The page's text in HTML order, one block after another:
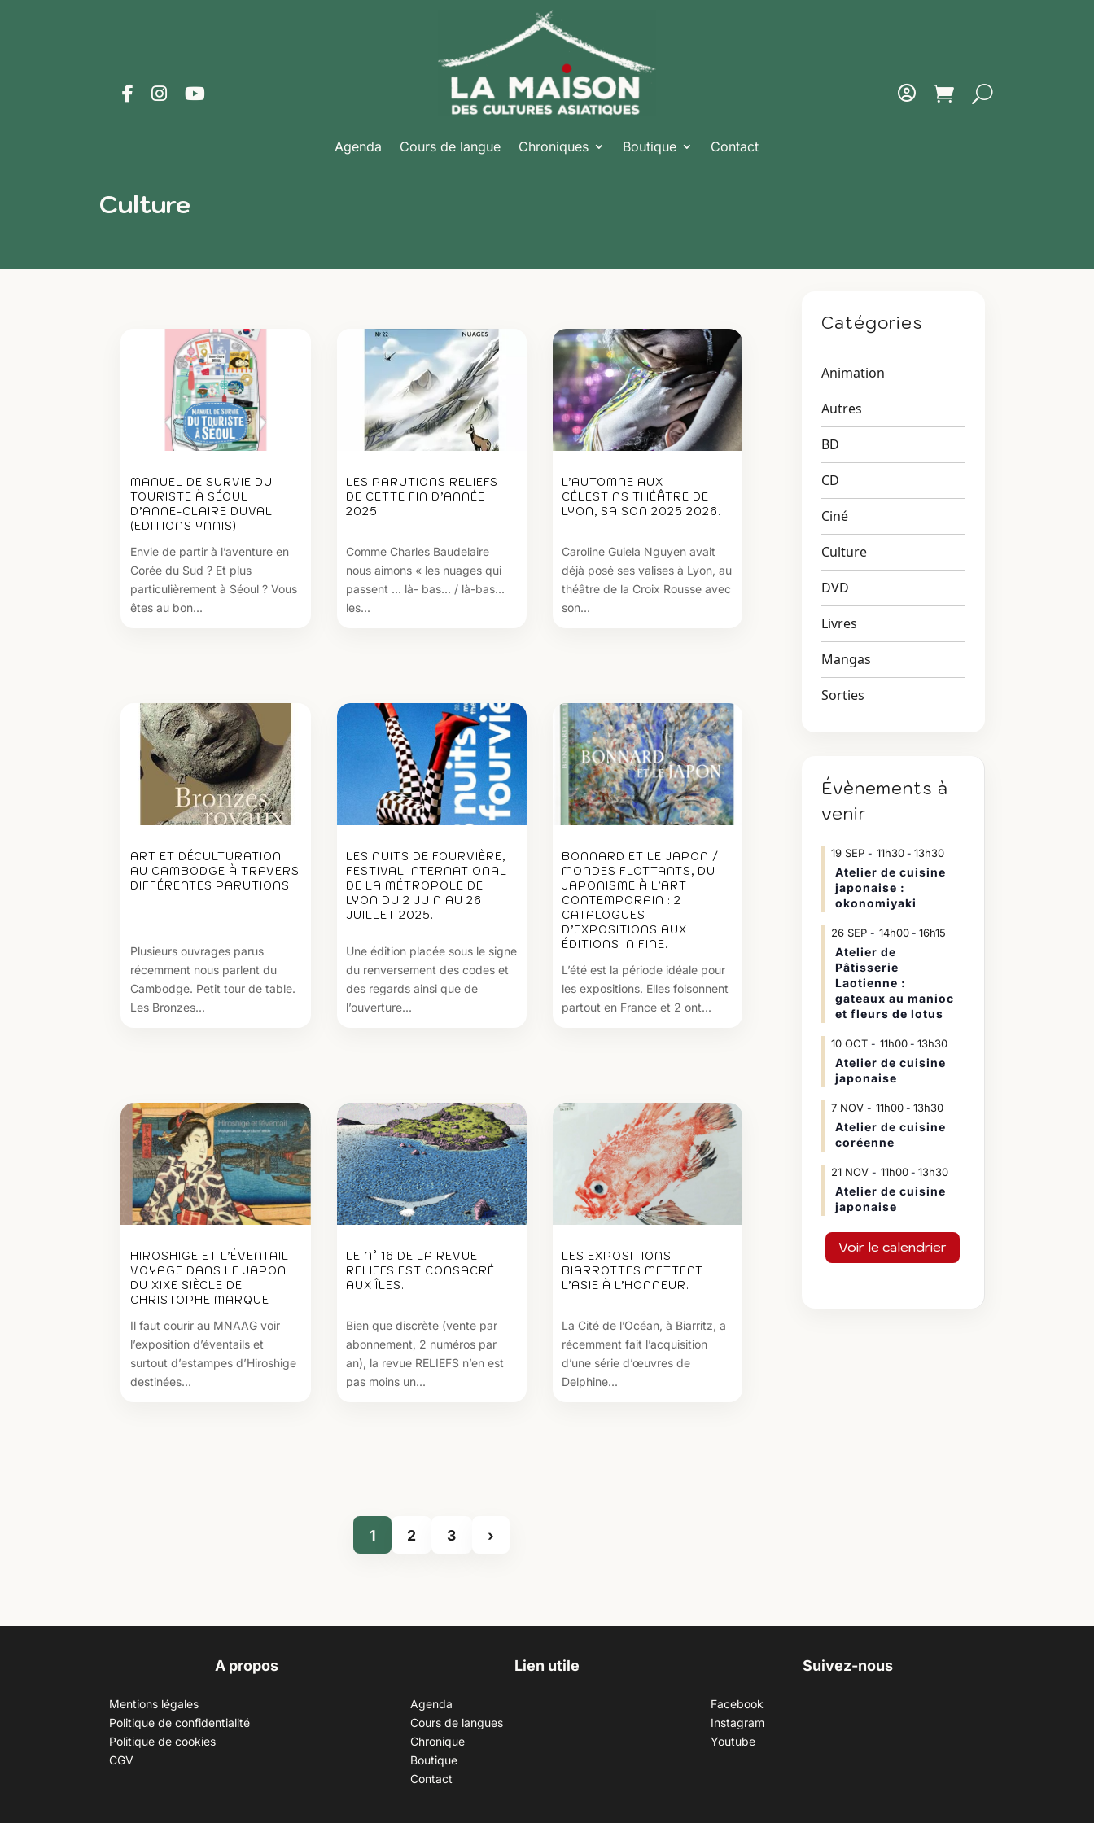
Agenda Cours de langue Chroniques Boutique Contact
Culture
MANUEL DE SURVIE DU
TOURISTE À SÉOUL
D’ANNE-CLAIRE DUVAL
(EDITIONS YNNIS)
Envie de partir à l’aventure en
Corée du Sud ? Et plus
particulièrement à Séoul ? Vous
êtes au bon...
LES PARUTIONS RELIEFS
DE CETTE FIN D’ANNÉE
2025.
Comme Charles Baudelaire
nous aimons « les nuages qui
passent ... là- bas... / là-bas...
les...
L’AUTOMNE AUX
CÉLESTINS THÉÂTRE DE
LYON, SAISON 2025 2026.
Caroline Guiela Nguyen avait
déjà posé ses valises à Lyon, au
théâtre de la Croix Rousse avec
son...
ART ET DÉCULTURATION
AU CAMBODGE À TRAVERS
DIFFÉRENTES PARUTIONS.
Plusieurs ouvrages parus
récemment nous parlent du
Cambodge. Petit tour de table.
Les Bronzes...
LES NUITS DE FOURVIÈRE,
FESTIVAL INTERNATIONAL
DE LA MÉTROPOLE DE
LYON DU 2 JUIN AU 26
JUILLET 2025.
Une édition placée sous le signe
du renversement des codes et
des regards ainsi que de
l’ouverture...
BONNARD ET LE JAPON /
MONDES FLOTTANTS, DU
JAPONISME À L’ART
CONTEMPORAIN : 2
CATALOGUES
D’EXPOSITIONS AUX
ÉDITIONS IN FINE.
L’été est la période idéale pour
les expositions. Elles foisonnent
partout en France et 2 ont...
HIROSHIGE ET L’ÉVENTAIL
VOYAGE DANS LE JAPON
DU XIXE SIÈCLE DE
CHRISTOPHE MARQUET
Il faut courir au MNAAG voir
l’exposition d’éventails et
surtout d’estampes d’Hiroshige
destinées...
LE N° 16 DE LA REVUE
RELIEFS EST CONSACRÉ
AUX ÎLES.
Bien que discrète (vente par
abonnement, 2 numéros par
an), la revue RELIEFS n’en est
pas moins un...
LES EXPOSITIONS
BIARROTTES METTENT
L’ASIE À L’HONNEUR.
La Cité de l’Océan, à Biarritz, a
récemment fait l’acquisition
d’une série d’œuvres de
Delphine...
1 2 3 ›
Catégories
Animation
Autres
BD
CD
Ciné
Culture
DVD
Livres
Mangas
Sorties
Évènements à
venir
19 SEP 11h30 -13h30
Atelier de cuisine
japonaise :
okonomiyaki
26 SEP 14h00 -16h15
Atelier de
Pâtisserie
Laotienne :
gateaux au manioc
et fleurs de lotus
10OCT 11h00 -13h30
Atelier de cuisine
japonaise
7 NOV 11h00 -13h30
Atelier de cuisine
coréenne
21 NOV 11h00 -13h30
Atelier de cuisine
japonaise
Voir le calendrier
A propos
Mentions légales
Politique de confidentialité
Politique de cookies
CGV
Lien utile
Agenda
Cours de langues
Chronique
Boutique
Contact
Suivez-nous
Facebook
Instagram
Youtube